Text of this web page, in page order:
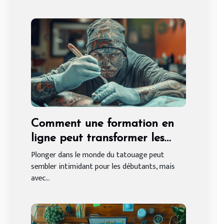
Comment une formation en
ligne peut transformer les
débutants en tatoueurs
experts
Plonger dans le monde du tatouage peut
sembler intimidant pour les débutants, mais
avec...